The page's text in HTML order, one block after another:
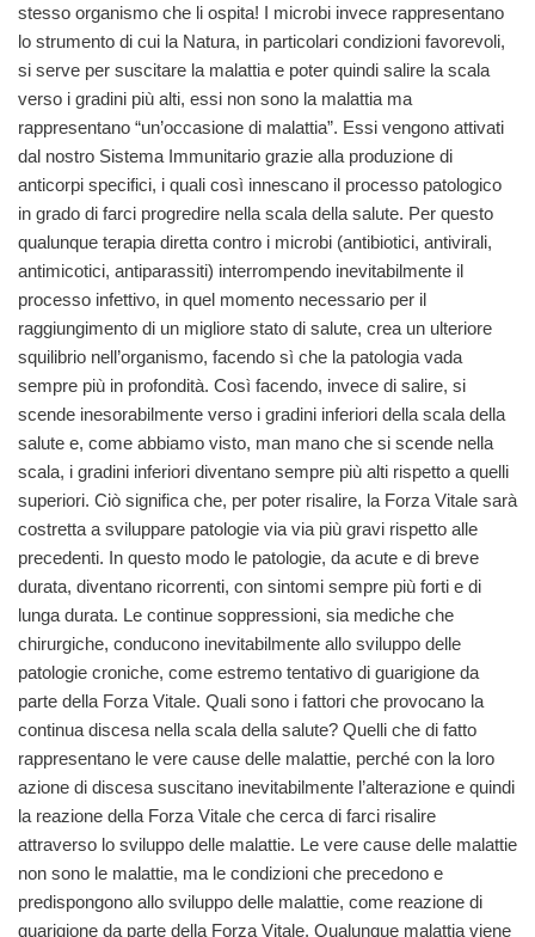
stesso organismo che li ospita! I microbi invece rappresentano
lo strumento di cui la Natura, in particolari condizioni favorevoli,
si serve per suscitare la malattia e poter quindi salire la scala
verso i gradini più alti, essi non sono la malattia ma
rappresentano “un’occasione di malattia”. Essi vengono attivati
dal nostro Sistema Immunitario grazie alla produzione di
anticorpi specifici, i quali così innescano il processo patologico
in grado di farci progredire nella scala della salute. Per questo
qualunque terapia diretta contro i microbi (antibiotici, antivirali,
antimicotici, antiparassiti) interrompendo inevitabilmente il
processo infettivo, in quel momento necessario per il
raggiungimento di un migliore stato di salute, crea un ulteriore
squilibrio nell’organismo, facendo sì che la patologia vada
sempre più in profondità. Così facendo, invece di salire, si
scende inesorabilmente verso i gradini inferiori della scala della
salute e, come abbiamo visto, man mano che si scende nella
scala, i gradini inferiori diventano sempre più alti rispetto a quelli
superiori. Ciò significa che, per poter risalire, la Forza Vitale sarà
costretta a sviluppare patologie via via più gravi rispetto alle
precedenti. In questo modo le patologie, da acute e di breve
durata, diventano ricorrenti, con sintomi sempre più forti e di
lunga durata. Le continue soppressioni, sia mediche che
chirurgiche, conducono inevitabilmente allo sviluppo delle
patologie croniche, come estremo tentativo di guarigione da
parte della Forza Vitale. Quali sono i fattori che provocano la
continua discesa nella scala della salute? Quelli che di fatto
rappresentano le vere cause delle malattie, perché con la loro
azione di discesa suscitano inevitabilmente l’alterazione e quindi
la reazione della Forza Vitale che cerca di farci risalire
attraverso lo sviluppo delle malattie. Le vere cause delle malattie
non sono le malattie, ma le condizioni che precedono e
predispongono allo sviluppo delle malattie, come reazione di
guarigione da parte della Forza Vitale. Qualunque malattia viene